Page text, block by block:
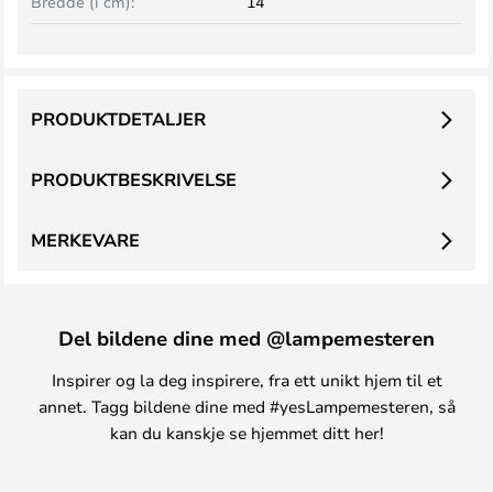
PRODUKTBESKRIVELSE
PRODUKTDETALJER
MERKEVARE
Del bildene dine med @lampemesteren
Inspirer og la deg inspirere, fra ett unikt hjem til et
annet. Tagg bildene dine med #yesLampemesteren, så
kan du kanskje se hjemmet ditt her!